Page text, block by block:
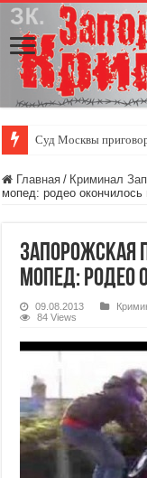
Суд Москвы
Главная / Криминал
мопед: родео окончилось
Запорожская
мопед: родео
09.08.2013
84 Views